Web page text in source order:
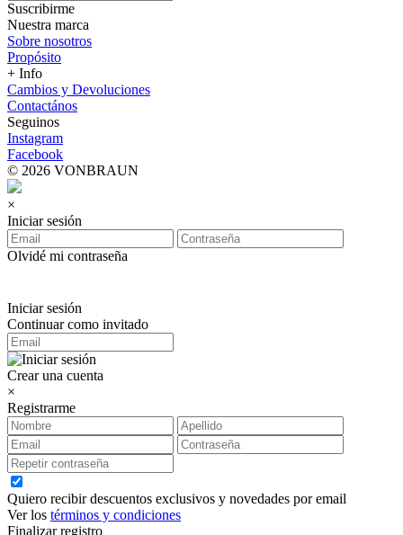
Suscribirme
Nuestra marca
Sobre nosotros
Propósito
+ Info
Cambios y Devoluciones
Contactános
Seguinos
Instagram
Facebook
© 2026 VONBRAUN
×
Iniciar sesión
Olvidé mi contraseña
Iniciar sesión
Continuar como invitado
Crear una cuenta
×
Registrarme
Quiero recibir descuentos exclusivos y novedades por email
Ver los términos y condiciones
Finalizar registro